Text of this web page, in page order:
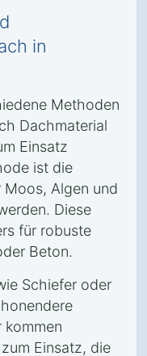
in
Methoden
Dachmaterial
Einsatz
ist die
Algen und
Diese
für robuste
Beton.
Schiefer oder
kommen
Einsatz, die